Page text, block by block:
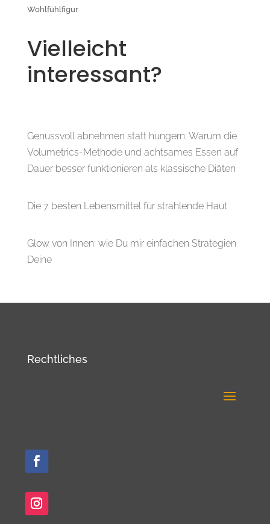
Wohlfühlfigur
Vielleicht
interessant?
Genussvoll abnehmen statt hungern: Warum die
Volumetrics-Methode und achtsames Essen auf
Dauer besser funktionieren als klassische Diäten
Die 7 besten Lebensmittel für strahlende Haut
Glow von Innen: wie Du mir einfachen Strategien
Deine
Rechtliches